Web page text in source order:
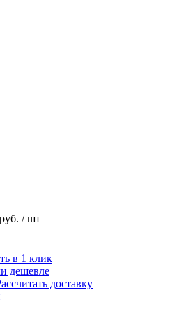
/ шт
в 1 клик
дешевле
доставку